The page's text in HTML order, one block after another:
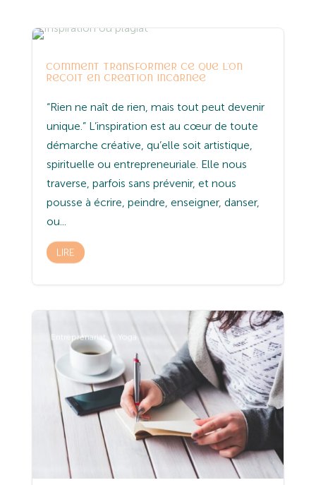
comment transformer ce que l’on
reçoit en création incarnée
“Rien ne naît de rien, mais tout peut devenir
unique.” L’inspiration est au cœur de toute
démarche créative, qu’elle soit artistique,
spirituelle ou entrepreneuriale. Elle nous
traverse, parfois sans prévenir, et nous
pousse à écrire, peindre, enseigner, danser,
ou...
LIRE
Entreprenariat Yoga